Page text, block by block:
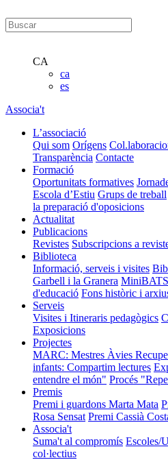
CA
ca
es
Associa't
L’associació
Qui som Orígens
Transparència Contacte
Formació
Oportunitats formatives
Escola d’Estiu Grups de treball
la preparació d'oposicions
Actualitat
Publicacions
Revistes Subscripcions a
Biblioteca
Informació, serveis i visites
Garbell i la Granera MiniBATS
d'educació Fons històric i
Serveis
Visites i Itineraris pedagògics
Exposicions
Projectes
MARC: Mestres Àvies
infants: Compartim lectures
entendre el món" Procés
Premis
Premi i guardons Marta Mata
Rosa Sensat Premi Cassià
Associa't
Suma't al compromís Escoles/
col·lectius